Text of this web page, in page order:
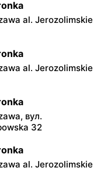
al. Jerozolimskie
al. Jerozolimskie
вул.
32
al. Jerozolimskie